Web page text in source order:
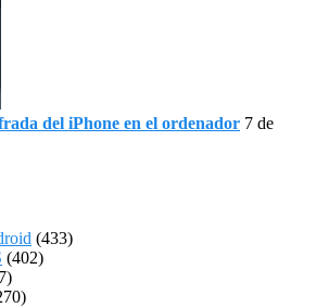
del iPhone en el ordenador 7 de
(433)
(402)